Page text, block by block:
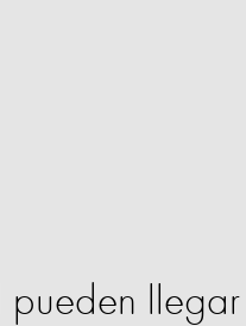
pueden